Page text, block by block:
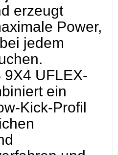
erzeugt
Power,
jedem
9X4 UFLEX-
ein
Kick-Profil